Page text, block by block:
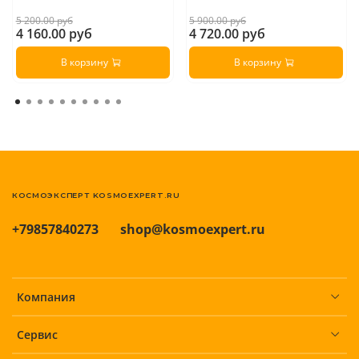
5 200.00 руб
4 160.00 руб
В корзину
5 900.00 руб
4 720.00 руб
В корзину
Компания
Сервис
+79857840273 shop@kosmoexpert.ru
КОСМОЭКСПЕРТ KOSMOEXPERT.RU